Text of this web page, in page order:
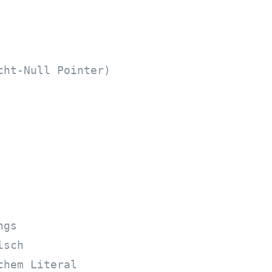
Null Pointer)
Literal